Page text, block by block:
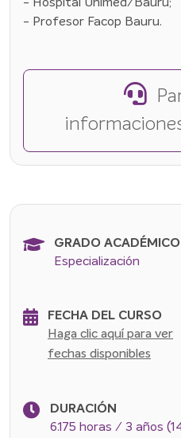
- Profesor Facop Bauru.
GRADO ACADÉMICO
Especialización
FECHA DEL CURSO
Haga clic aquí para ver
fechas disponibles
DURACIÓN
6.175 horas / 3 años